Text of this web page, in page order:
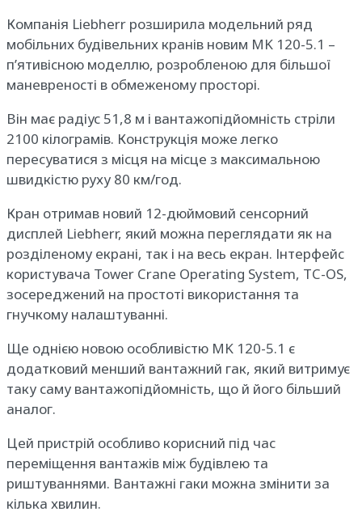
Компанія Liebherr розширила модельний ряд
мобільних будівельних кранів новим MK 120-5.1 –
п’ятивісною моделлю, розробленою для більшої
маневреності в обмеженому просторі.
Він має радіус 51,8 м і вантажопідйомність стріли
2100 кілограмів. Конструкція може легко
пересуватися з місця на місце з максимальною
швидкістю руху 80 км/год.
Кран отримав новий 12-дюймовий сенсорний
дисплей Liebherr, який можна переглядати як на
розділеному екрані, так і на весь екран. Інтерфейс
користувача Tower Crane Operating System, TC-OS,
зосереджений на простоті використання та
гнучкому налаштуванні.
Ще однією новою особливістю MK 120-5.1 є
додатковий менший вантажний гак, який витримує
таку саму вантажопідйомність, що й його більший
аналог.
Цей пристрій особливо корисний під час
переміщення вантажів між будівлею та
риштуваннями. Вантажні гаки можна змінити за
кілька хвилин.